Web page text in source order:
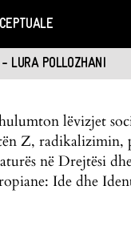
LURA POLLOZHANI
lëvizjet
Z, radikalizimin,
në Drejtësi
Ide dhe